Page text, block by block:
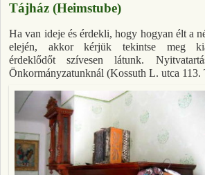
Tájház (Heimstube)
Ha van ideje és érdekli, hogy hogyan élt a
elején, akkor kérjük tekintse meg
érdeklődőt szívesen látunk.
Önkormányzatunknál (Kossuth L. utca 113.